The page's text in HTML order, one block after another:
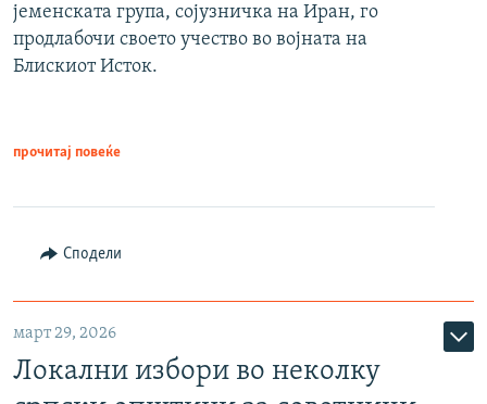
јеменската група, сојузничка на Иран, го
продлабочи своето учество во војната на
Блискиот Исток.
прочитај повеќе
Сподели
март 29, 2026
Локални избори во неколку